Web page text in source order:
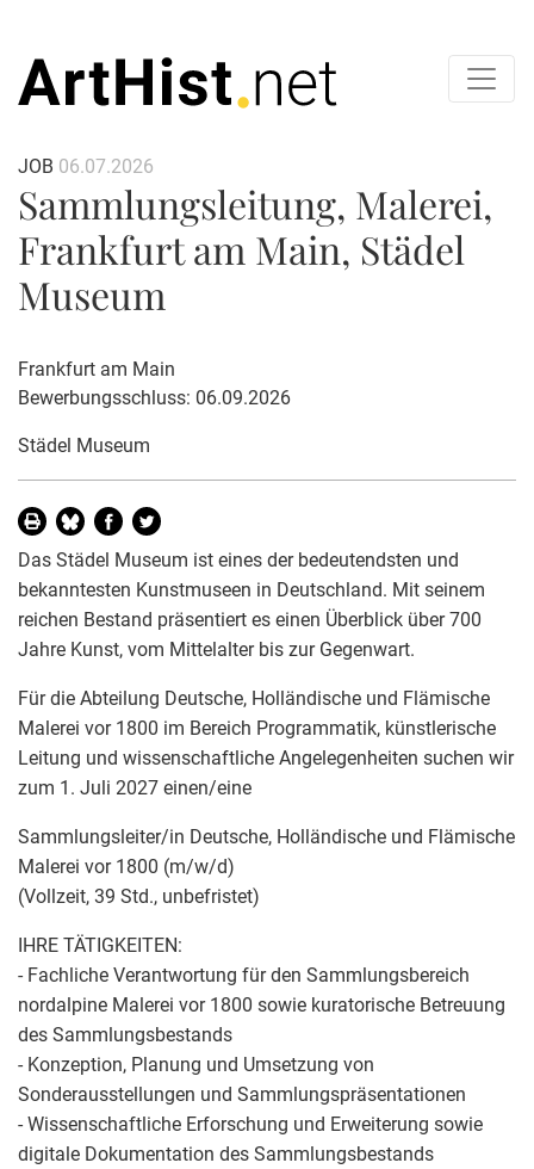
JOB 06.07.2026
Sammlungsleitung, Malerei,
Frankfurt am Main, Städel
Museum
Frankfurt am Main
Bewerbungsschluss: 06.09.2026
Städel Museum
Das Städel Museum ist eines der bedeutendsten und
bekanntesten Kunstmuseen in Deutschland. Mit seinem
reichen Bestand präsentiert es einen Überblick über 700
Jahre Kunst, vom Mittelalter bis zur Gegenwart.
Für die Abteilung Deutsche, Holländische und Flämische
Malerei vor 1800 im Bereich Programmatik, künstlerische
Leitung und wissenschaftliche Angelegenheiten suchen wir
zum 1. Juli 2027 einen/eine
Sammlungsleiter/in Deutsche, Holländische und Flämische
Malerei vor 1800 (m/w/d)
(Vollzeit, 39 Std., unbefristet)
IHRE TÄTIGKEITEN:
- Fachliche Verantwortung für den Sammlungsbereich
nordalpine Malerei vor 1800 sowie kuratorische Betreuung
des Sammlungsbestands
- Konzeption, Planung und Umsetzung von
Sonderausstellungen und Sammlungspräsentationen
- Wissenschaftliche Erforschung und Erweiterung sowie
digitale Dokumentation des Sammlungsbestands